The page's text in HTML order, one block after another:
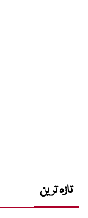
تازہ ترین